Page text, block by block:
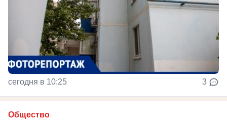
сегодня в 10:25 3
Общество